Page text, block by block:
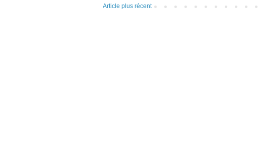
Article plus récent